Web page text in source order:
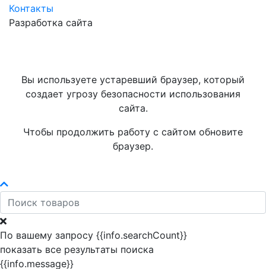
Контакты
Разработка сайта
Вы используете устаревший браузер, который
создает угрозу безопасности использования
сайта.
Чтобы продолжить работу с сайтом обновите
браузер.
По вашему запросу {{info.searchCount}}
показать все результаты поиска
{{info.message}}